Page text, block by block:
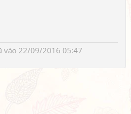
vào 22/09/2016 05:47